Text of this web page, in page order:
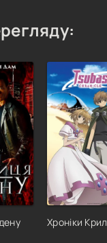
Хроніки Крил